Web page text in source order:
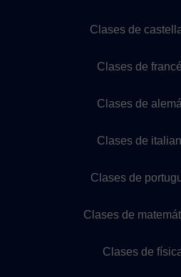
Clases de
Clases de
Clases de
Clases de
Clases de
Clases de
Clases de